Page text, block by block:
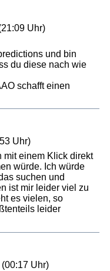
Uhr)
und bin
du diese nach wie
schafft einen
Uhr)
mit einem Klick direkt
würde. Ich würde
suchen und
ist mir leider viel zu
es vielen, so
leider
Uhr)